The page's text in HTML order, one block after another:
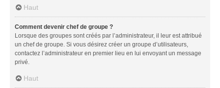
Haut
Comment devenir chef de groupe ?
Lorsque des groupes sont créés par l’administrateur, il leur est attribué
un chef de groupe. Si vous désirez créer un groupe d’utilisateurs,
contactez l’administrateur en premier lieu en lui envoyant un message
privé.
Haut